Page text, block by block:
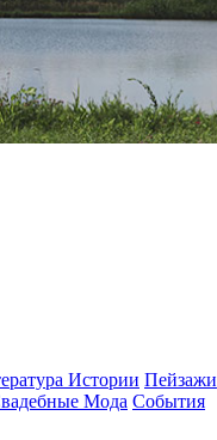
Истории Пейзажи
Мода События